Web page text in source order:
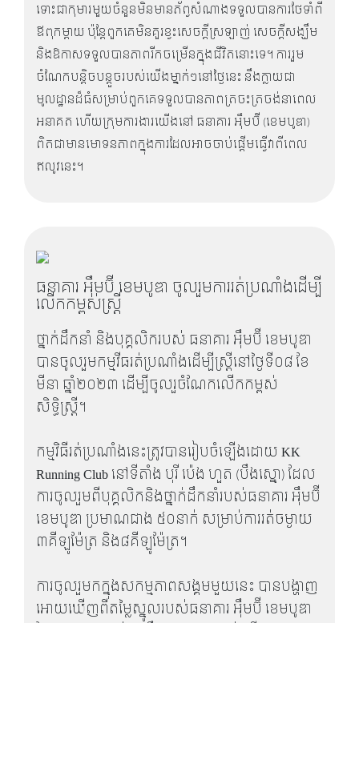
ទោះជាកុមារមួយចំនួនមិនមានភ័ព្វសំណាងទទួលបានការថែទាំពី
ឪពុកម្តាយ ប៉ុន្តែពួកគេមិនគួរខ្វះសេចក្តីស្រឡាញ់ សេចក្តីសង្ឃឹម
និងឱកាសទទួលបានភាពរីកចម្រើនក្នុងជីវិតនោះទេ។ ការរួម
ចំណែកបន្តិចបន្តួចរបស់យើងម្នាក់ៗនៅថ្ងៃនេះ នឹងក្លាយជា
មូលដ្ឋានដ៏ធំសម្រាប់ពួកគេទទួលបានភាពត្រចះត្រចង់នាពេល
អនាគត ហើយក្រុមការងារយើងនៅ ធនាគារ អុឹមប៊ី (ខេមបូឌា)
ពិតជាមានមោទនភាពក្នុងការដែលអាចចាប់ផ្តើមធ្វើវាពីពេល
ឥលូវនេះ។
ធនាគារ អុឹមប៊ី ខេមបូឌា ចូលរួមការរត់ប្រណាំងដើម្បី
លើកកម្ពស់ស្រ្តី
ថ្នាក់ដឹកនាំ និងបុគ្គលិករបស់ ធនាគារ អុឹមប៊ី ខេមបូឌា
បានចូលរួមកម្មវីធរត់ប្រណាំងដើម្បីស្ត្រីនៅថ្ងៃទី០៨ ខែ
មីនា ឆ្នាំ២០២៣ ដើម្បីចូលរួចំណែកលើកកម្ពស់
សិទ្ធិស្រ្តី។
កម្មវិធីរត់ប្រណាំងនេះត្រូវបានរៀបចំឡើងដោយ KK
Running Club នៅទីតាំង បុរី ប៉េង ហួត (បឹងស្នោ) ដែល
ការចូលរួមពីបុគ្គលិកនិងថ្នាក់ដឹកនាំរបស់ធនាគារ អុឹមប៊ី
ខេមបូឌា ប្រមាណជាង ៥០នាក់ សម្រាប់ការរត់ចម្ងាយ
៣គីឡូម៉ែត្រ និង៨គីឡូម៉ែត្រ។
ការចូលរួមកក្នុងសកម្មភាពសង្គមមួយនេះ បានបង្ហាញ
អោយឃើញពីតម្លៃស្នូលរបស់ធនាគារ អុឹមប៊ី ខេមបូឌា